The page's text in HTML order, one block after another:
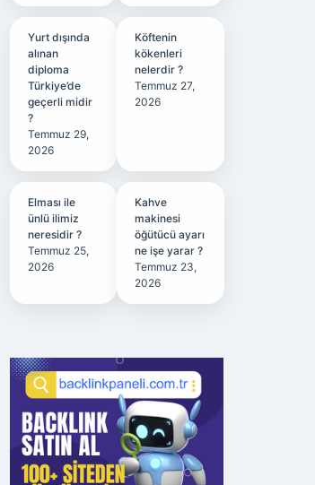
Yurt dışında
alınan
diploma
Türkiye’de
geçerli midir
?
Temmuz 29,
2026
Köftenin
kökenleri
nelerdir ?
Temmuz 27,
2026
Elması ile
ünlü ilimiz
neresidir ?
Temmuz 25,
2026
Kahve
makinesi
öğütücü ayarı
ne işe yarar ?
Temmuz 23,
2026